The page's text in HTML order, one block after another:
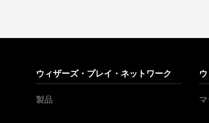
ウィザーズ・プレイ・ネットワーク
製品